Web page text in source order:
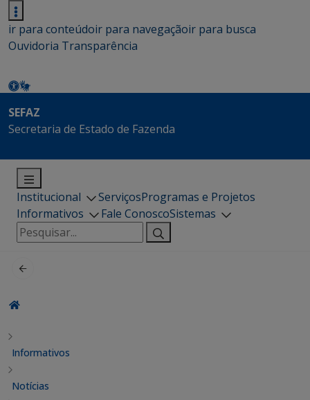
ir para conteúdoir para navegaçãoir para busca
Ouvidoria Transparência
SEFAZ
Secretaria de Estado de Fazenda
Institucional ServiçosProgramas e Projetos
Informativos
Fale ConoscoSistemas
Pesquisar
por:
Informativos
Notícias